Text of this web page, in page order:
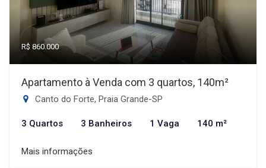
R$ 860.000
Apartamento à Venda com 3 quartos, 140m²
Canto do Forte, Praia Grande-SP
3 Quartos 3 Banheiros 1 Vaga 140 m²
Mais informações